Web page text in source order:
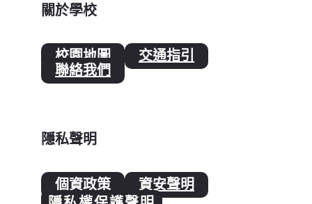
關於學校
校園地圖 交通指引
聯絡我們
隱私聲明
個資政策
資安聲明